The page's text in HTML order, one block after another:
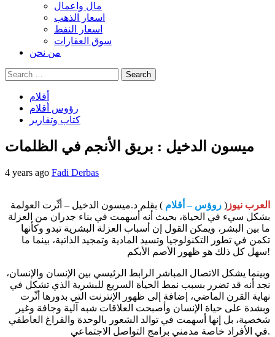
مال واعمال
اسعار الذهب
اسعار النفط
سوق العقارات
من نحن
Search
for:
أقلام
رؤوس أقلام
كتاب وتقارير
ميسون الدخيل : بريق الأنجم في الظلمات
4 years ago Fadi Derbas
العرب نيوز ( روؤس – أقلام ) بقلم د.ميسون الدخيل – أثّرت العولمة
بشكل سيء في الحياة، بحيث أنه أسهمت في بناء جدران من العزلة
ما بين البشر، ويمكن القول إن أسباب العزلة البشرية تبدو وكأنها
تكمن في تطور التكنولوجيا وتسيد المادية وتمجيد الذاتية، بينما ما
سهل كل ذلك هو ظهور الأصم الأبكم!
وبينما يشكل الاتصال المباشر الرابط الرئيسي بين الإنسان والإنسان،
نجد أنه قد تضرر بسبب نمط الحياة السريع للبشرية الذي تشكل في
نهاية القرن الماضي، إضافة إلى ظهور الإنترنت التي بدورها أثّرت
وبشدة على حياة الإنسان وأصبحت العلاقات شبه آلية وجافة وغير
شخصية، بل إنها أسهمت في توالد الشعور بالوحدة والفراغ العاطفي
في الأفراد خاصة مدمني برامج التواصل الاجتماعي.